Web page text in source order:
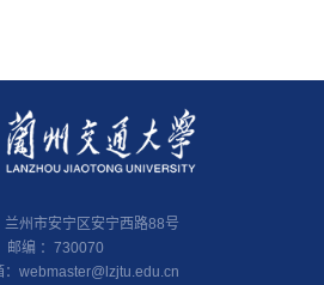
兰州市安宁区安宁西路88号
邮编 ：730070
webmaster@lzjtu.edu.cn